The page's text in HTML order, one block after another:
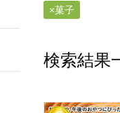
菓子
検索結果